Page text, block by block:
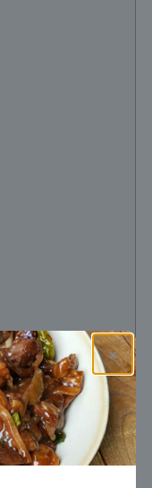
gemaakt?
Instagram!
×